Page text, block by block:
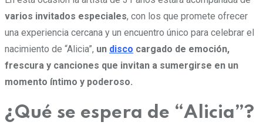
varios invitados especiales, con los que promete ofrecer
una experiencia cercana y un encuentro único para celebrar el
nacimiento de “Alicia”, un disco cargado de emoción,
frescura y canciones que invitan a sumergirse en un
momento íntimo y poderoso.
¿Qué se espera de “Alicia”?